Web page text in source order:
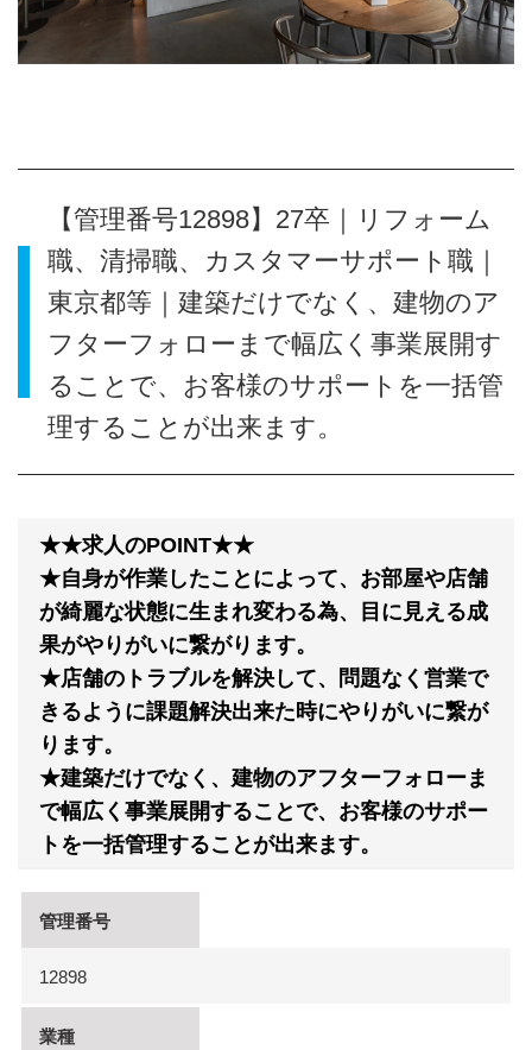
【管理番号12898】27卒｜リフォーム
職、清掃職、カスタマーサポート職｜
東京都等｜建築だけでなく、建物のア
フターフォローまで幅広く事業展開す
ることで、お客様のサポートを一括管
理することが出来ます。
★★求人のPOINT★★
★自身が作業したことによって、お部屋や店舗
が綺麗な状態に生まれ変わる為、目に見える成
果がやりがいに繋がります。
★店舗のトラブルを解決して、問題なく営業で
きるように課題解決出来た時にやりがいに繋が
ります。
★建築だけでなく、建物のアフターフォローま
で幅広く事業展開することで、お客様のサポー
トを一括管理することが出来ます。
管理番号
12898
業種